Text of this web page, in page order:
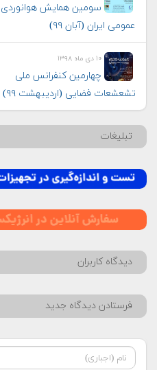
سومین همایش هوانوردی
عمومی ایران (آبان ۹۹)
۱۰ دی ماه ۱۳۹۸
چهارمین کنفرانس ملی
تشعشعات فضایی (اردیبهشت ۹۹)
تبلیغات
دیدگاه کاربران
فرستادن دیدگاه جدید